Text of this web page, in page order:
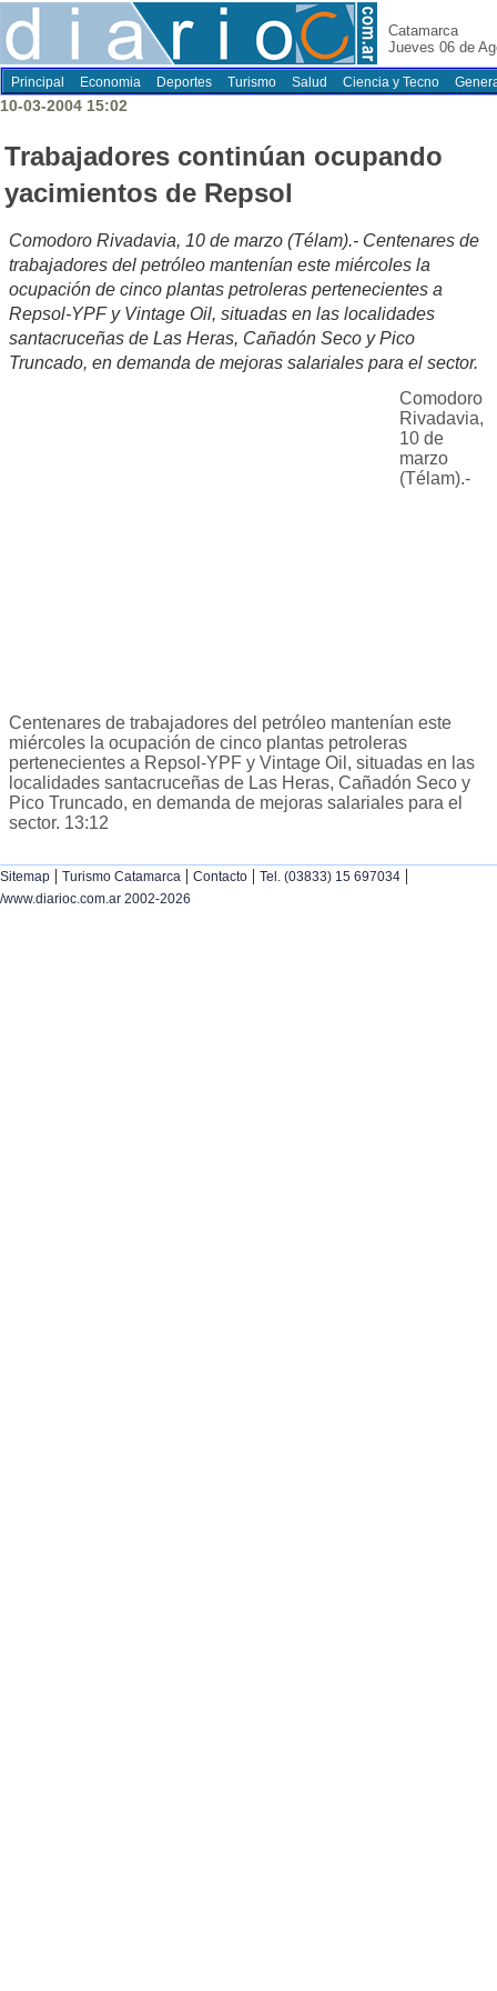
Catamarca
Jueves 06 de
Principal Economia Deportes Turismo Salud Ciencia y Tecno
10-03-2004 15:02
Trabajadores continúan ocupando
yacimientos de Repsol
Comodoro Rivadavia, 10 de marzo (Télam).- Centenares de
trabajadores del petróleo mantenían este miércoles la
ocupación de cinco plantas petroleras pertenecientes a
Repsol-YPF y Vintage Oil, situadas en las localidades
santacruceñas de Las Heras, Cañadón Seco y Pico
Truncado, en demanda de mejoras salariales para el sector.
Comodoro
Rivadavia,
10 de
marzo
(Télam).-
Centenares de trabajadores del petróleo mantenían este
miércoles la ocupación de cinco plantas petroleras
pertenecientes a Repsol-YPF y Vintage Oil, situadas en las
localidades santacruceñas de Las Heras, Cañadón Seco y
Pico Truncado, en demanda de mejoras salariales para el
sector. 13:12
Sitemap | Turismo Catamarca | Contacto | Tel. (03833) 15 697034 |
/www.diarioc.com.ar 2002-2026